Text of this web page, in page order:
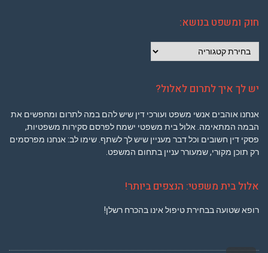
חוק ומשפט בנושא:
ומשפט
יש לך איך לתרום לאלול?
אנחנו אוהבים אנשי משפט ועורכי דין שיש להם במה לתרום ומחפשים את
הבמה המתאימה. אלול בית משפטי ישמח לפרסם סקירות משפטיות,
פסקי דין חשובים וכל דבר מעניין שיש לך לשתף. שימו לב: אנחנו מפרסמים
רק תוכן מקורי, שמעורר עניין בתחום המשפט.
אלול בית משפטי: הנצפים ביותר!
רופא שטועה בבחירת טיפול אינו בהכרח רשלן!